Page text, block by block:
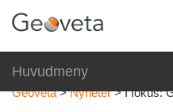
Huvudmeny
Geoveta>Nyheter>I fokus: